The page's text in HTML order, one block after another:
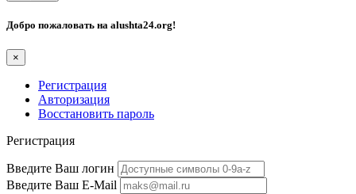
Добро пожаловать на alushta24.org!
×
Регистрация
Авторизация
Восстановить пароль
Регистрация
Введите Ваш логин
Введите Ваш E-Mail